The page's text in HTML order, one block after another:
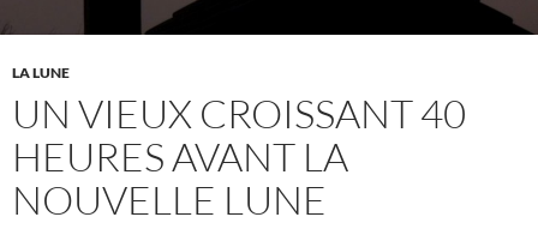
LA LUNE
UN VIEUX CROISSANT 40
HEURES AVANT LA
NOUVELLE LUNE